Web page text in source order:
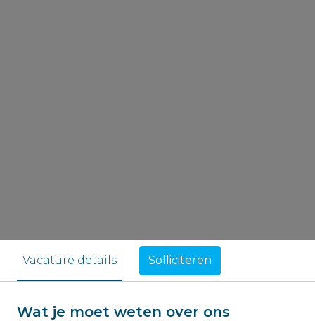
Vacature details Solliciteren
Wat je moet weten over ons